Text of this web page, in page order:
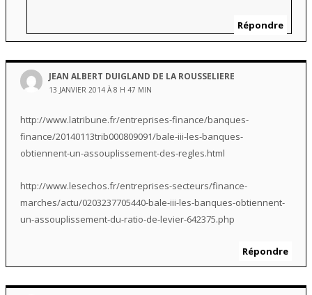
Répondre
JEAN ALBERT DUIGLAND DE LA ROUSSELIERE
13 JANVIER 2014 À 8 H 47 MIN
http://www.latribune.fr/entreprises-finance/banques-
finance/20140113trib000809091/bale-iii-les-banques-
obtiennent-un-assouplissement-des-regles.html
http://www.lesechos.fr/entreprises-secteurs/finance-
marches/actu/0203237705440-bale-iii-les-banques-obtiennent-
un-assouplissement-du-ratio-de-levier-642375.php
Répondre